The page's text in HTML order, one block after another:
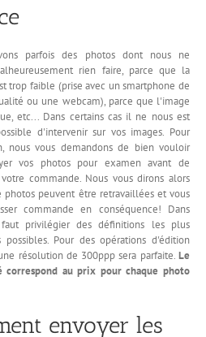
parfois des photos dont nous ne
rien faire, parce que la
trop faible (prise avec un smartphone de
ou une webcam), parce que l'image
etc... Dans certains cas il ne nous est
d'intervenir sur vos images. Pour
nous vous demandons de bien vouloir
vos photos pour examen avant de
commande. Nous vous dirons alors
photos peuvent être retravaillées et vous
commande en conséquence! Dans
privilégier des définitions les plus
possibles. Pour des opérations d'édition
résolution de 300ppp sera parfaite. Le
correspond au prix pour chaque photo
envoyer les